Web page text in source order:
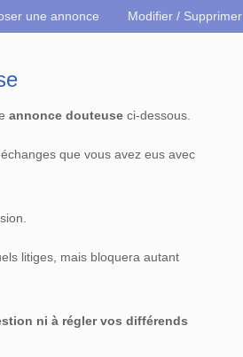
une annonce Modifier / Supprimer
annonce douteuse ci-dessous.
que vous avez eus avec
litiges, mais bloquera autant
ni à régler vos différends